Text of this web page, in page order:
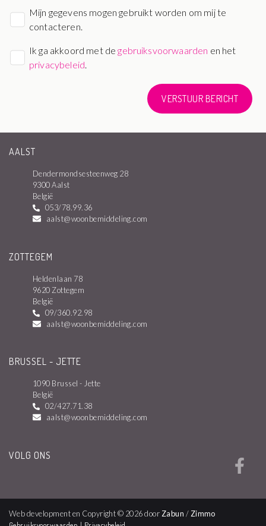
Mijn gegevens mogen gebruikt worden om mij te
contacteren.
Ik ga akkoord met degebruiksvoorwaarden en het
privacybeleid.
VERSTUUR BERICHT
AALST
Dendermondsesteenweg 28
9300 Aalst
België
053/78.99.36
aalst@woonbemiddeling.com
ZOTTEGEM
Heldenlaan 78
9620 Zottegem
België
09/360.92.98
aalst@woonbemiddeling.com
BRUSSEL - JETTE
1090 Brussel - Jette
België
02/427.71.38
aalst@woonbemiddeling.com
VOLG ONS
Web development en Copyright © 2026 door Zabun / Zimmo